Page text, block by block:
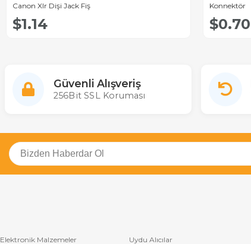
Canon Xlr Dişi Jack Fiş
$1.14
Konnektör
$0.70
Güvenli Alışveriş
256Bit SSL Koruması
Elektronik Malzemeler Uydu Alıcılar